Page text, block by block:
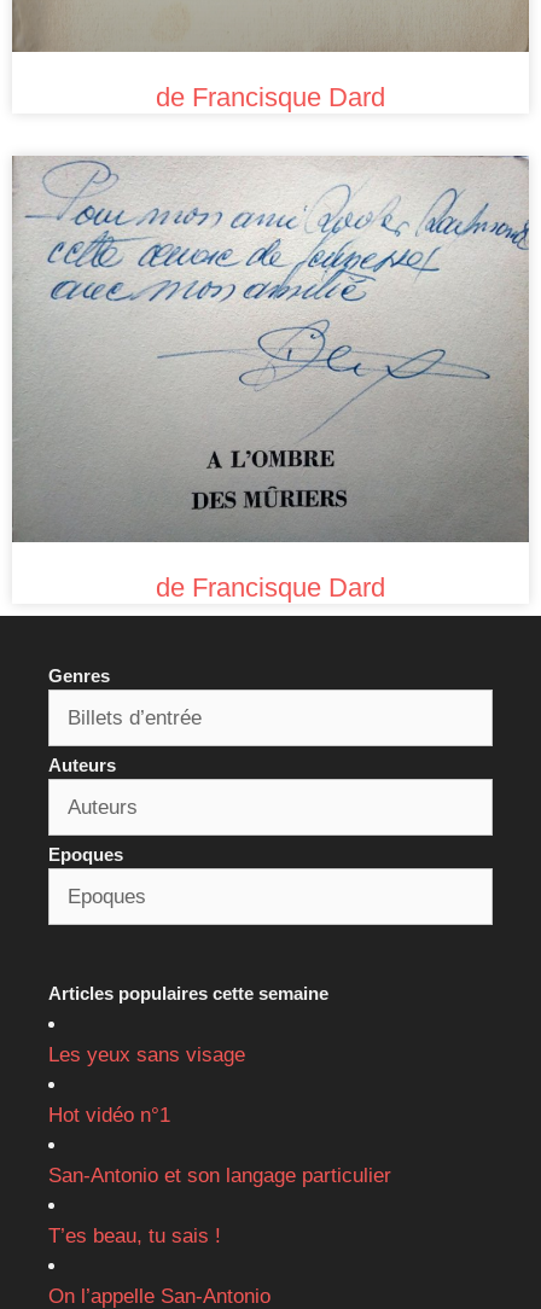
de Francisque Dard
de Francisque Dard
Genres
Auteurs
Epoques
Articles populaires cette semaine
Les yeux sans visage
Hot vidéo n°1
San-Antonio et son langage particulier
T’es beau, tu sais !
On l’appelle San-Antonio